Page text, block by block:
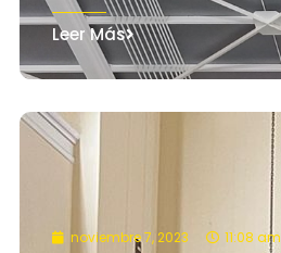
Leer Más
noviembre 7, 2023 11:08 am